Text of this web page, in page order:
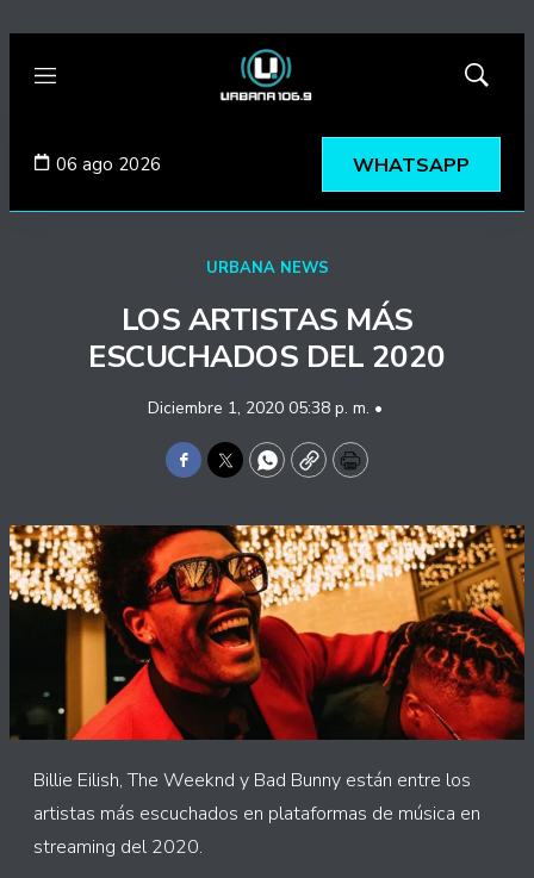
Menú
Mostrar
06 ago 2026 WHATSAPP
URBANA NEWS
LOS ARTISTAS MÁS
ESCUCHADOS DEL 2020
Diciembre 1, 2020 05:38 p. m. •
Facebook
TwitterWhatsApp
CopyPrint
Billie Eilish, The Weeknd y Bad Bunny están entre los
artistas más escuchados en plataformas de música en
streaming del 2020.